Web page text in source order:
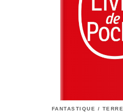
FANTASTIQUE /